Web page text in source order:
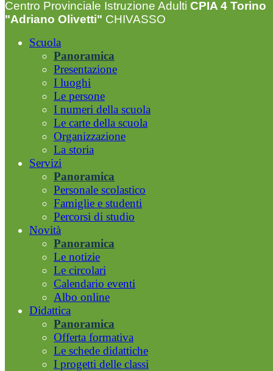
Centro Provinciale Istruzione Adulti CPIA 4 Torino
"Adriano Olivetti" CHIVASSO
Scuola
Panoramica
Presentazione
I luoghi
Le persone
I numeri della scuola
Le carte della scuola
Organizzazione
La storia
Servizi
Panoramica
Personale scolastico
Famiglie e studenti
Percorsi di studio
Novità
Panoramica
Le notizie
Le circolari
Calendario eventi
Albo online
Didattica
Panoramica
Offerta formativa
Le schede didattiche
I progetti delle classi